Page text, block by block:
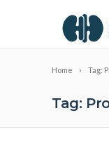
Home Tag:
Tag: